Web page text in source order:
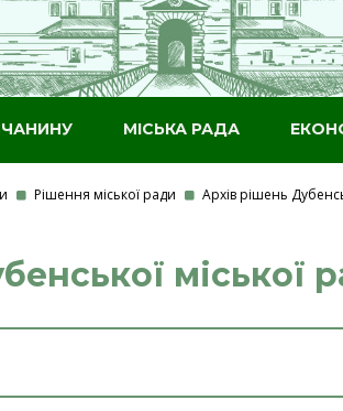
МІСЬКА РАДА
Рішення міської ради Архів рішень
міської